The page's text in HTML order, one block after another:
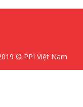
© PPI Việt Nam